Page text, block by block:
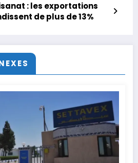
: les exportations
de plus de 13%